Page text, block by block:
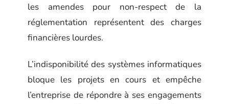
les amendes pour non-respect de la
réglementation représentent des charges
financières lourdes.
L’indisponibilité des systèmes informatiques
bloque les projets en cours et empêche
l’entreprise de répondre à ses engagements